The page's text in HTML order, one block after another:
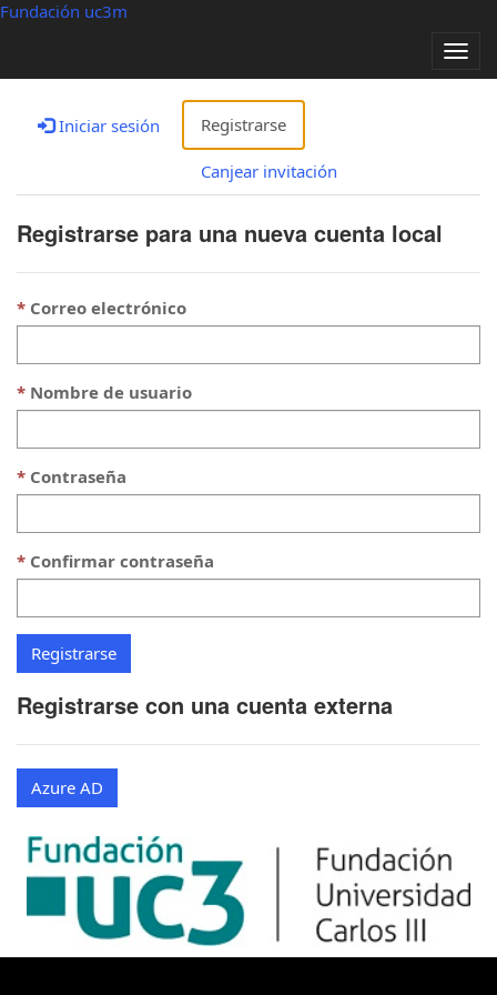
Fundación uc3m
Iniciar sesión Registrarse
Canjear invitación
Registrarse para una nueva cuenta local
Correo electrónico
Nombre de usuario
Contraseña
Confirmar contraseña
Registrarse con una cuenta externa
Azure AD